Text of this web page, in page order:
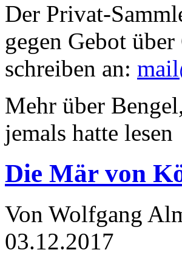
Der Privat-
gegen Gebot
schreiben an:
Mehr über
jemals hatte lesen
Die Mär von
Von Wolfgang
03.12.2017